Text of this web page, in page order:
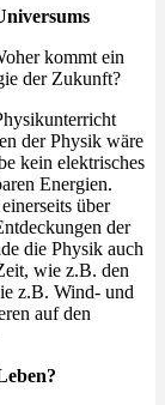
kommt ein
der Zukunft?
der Physik wäre
kein elektrisches
Energien.
über
der
die Physik auch
wie z.B. den
z.B. Wind- und
auf den